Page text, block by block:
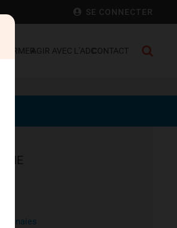
SE CONNECTER
AGIR AVEC L’ADCCONTACT